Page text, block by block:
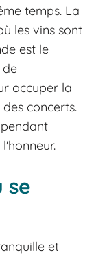
temps. La
les vins sont
est le
de
occuper la
concerts.
se
et